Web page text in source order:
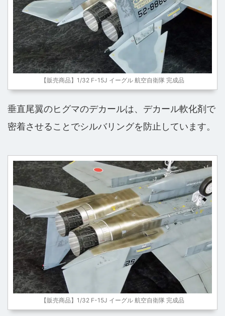
【販売商品】1/32 F-15J イーグル 航空自衛隊 完成品
垂直尾翼のヒグマのデカールは、デカール軟化剤で
密着させることでシルバリングを防止しています。
【販売商品】1/32 F-15J イーグル 航空自衛隊 完成品